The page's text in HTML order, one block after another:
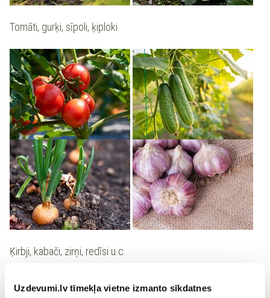
Uzdevumi.lv tīmekļa vietne izmanto sīkdatnes
Tomāti, gurķi, sīpoli, ķiploki.
Ķirbji, kabači, zirņi, redīsi u.c.